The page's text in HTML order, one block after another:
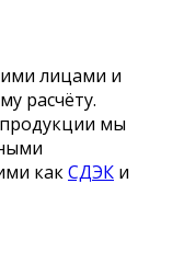
лицами и
расчёту.
мы
какСДЭК и